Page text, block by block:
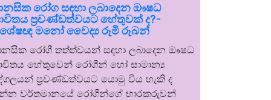
රෝග සඳහා ලබාදෙන ඖෂධ
ප්‍රචණ්ඩත්වයට හේතුවක් ද?-
මනෝ වෛද්‍ය රූමි රූබන්
රෝගී තත්ත්වයන් සඳහා ලබාදෙන ඖෂධ
හේතුවෙන් රෝගීන් හෝ සාමාන්‍ය
ප්‍රචණ්ඩත්වයට යොමු විය හැකි ද
වර්තමානයේ රෝගීන්ගේ භාරකරුවන්